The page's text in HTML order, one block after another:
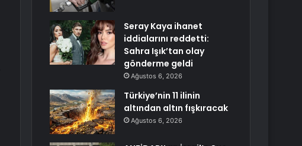
Seray Kaya ihanet
iddialarını reddetti:
Sahra Işık’tan olay
gönderme geldi
Ağustos 6, 2026
Türkiye’nin 11 ilinin
altından altın fışkıracak
Ağustos 6, 2026